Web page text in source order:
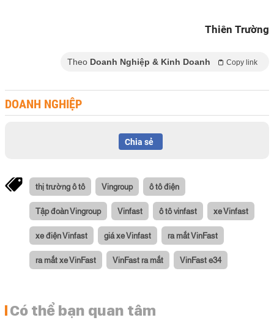
Thiên Trường
Theo Doanh Nghiệp & Kinh Doanh Copy link
DOANH NGHIỆP
Chia sẻ
thị trường ô tô Vingroup ô tô điện
Tập đoàn Vingroup Vinfast ô tô vinfast xe Vinfast
xe điện Vinfast giá xe Vinfast ra mắt VinFast
ra mắt xe VinFast VinFast ra mắt VinFast e34
Có thể bạn quan tâm